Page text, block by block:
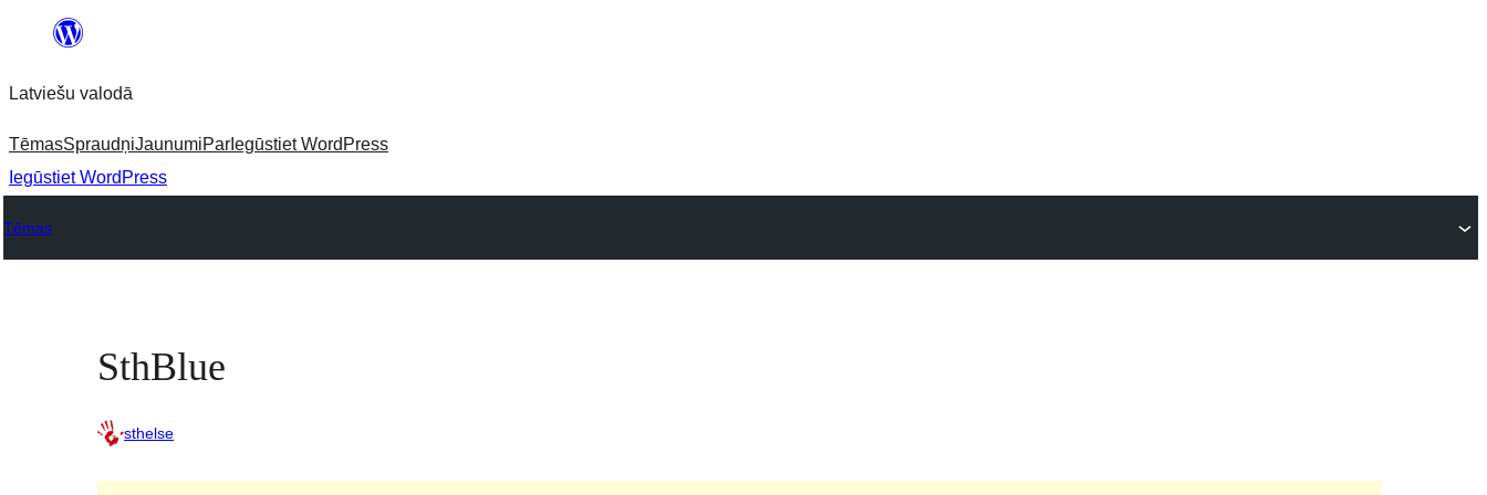
Pāriet
saturu
Latviešu valodā
TēmasSpraudņiJaunumiPar Iegūstiet WordPress
Iegūstiet WordPress
Tēmas
SthBlue
sthelse